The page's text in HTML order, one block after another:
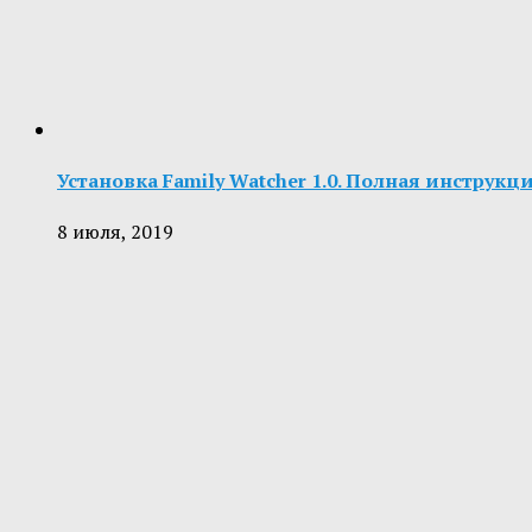
Установка Family Watcher 1.0. Полная
8 июля, 2019